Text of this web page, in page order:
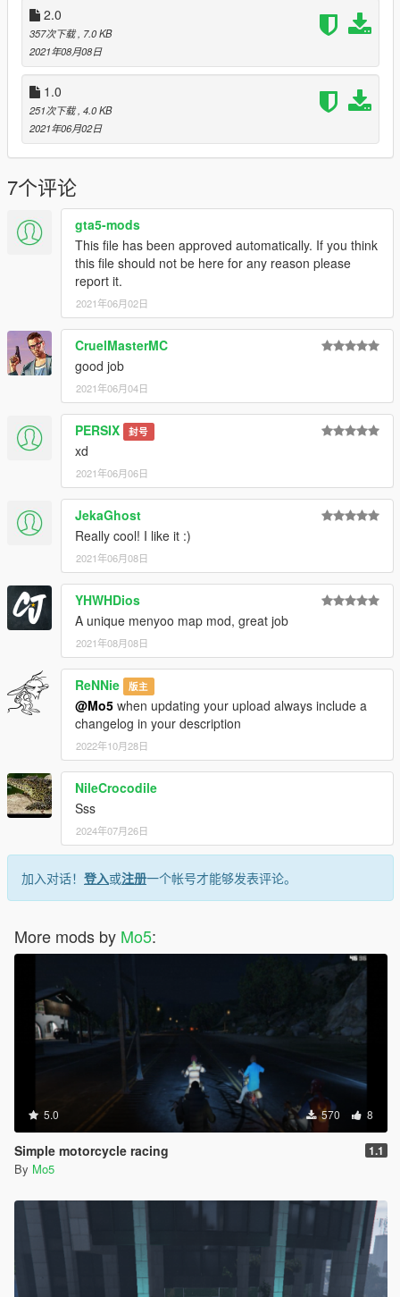
2.0
357次下载 , 7.0 KB
2021年08月08日
1.0
251次下载 , 4.0 KB
2021年06月02日
7个评论
gta5-mods
This file has been approved automatically. If you think
this file should not be here for any reason please
report it.
2021年06月02日
CruelMasterMC
good job
2021年06月04日
PERSIX 封号
xd
2021年06月06日
JekaGhost
Really cool! I like it :)
2021年06月08日
YHWHDios
A unique menyoo map mod, great job
2021年08月08日
ReNNie 版主
@Mo5 when updating your upload always include a
changelog in your description
2022年10月28日
NileCrocodile
Sss
2024年07月26日
加入对话！ 登入或注册一个帐号才能够发表评论。
More mods by Mo5:
5.0 570 8
Simple motorcycle racing 1.1
By Mo5